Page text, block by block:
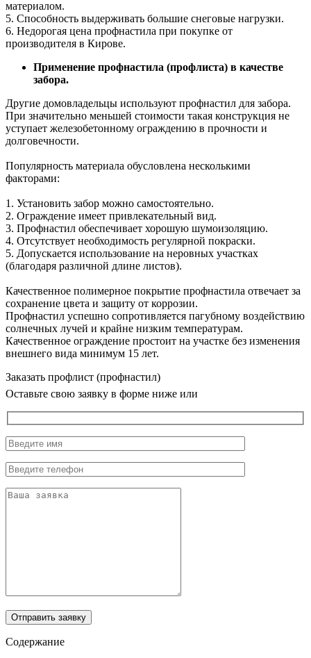
материалом.
5. Способность выдерживать большие снеговые нагрузки.
6. Недорогая цена профнастила при покупке от
производителя в Кирове.
Применение профнастила (профлиста) в качестве
забора.
Другие домовладельцы используют профнастил для забора.
При значительно меньшей стоимости такая конструкция не
уступает железобетонному ограждению в прочности и
долговечности.
Популярность материала обусловлена несколькими
факторами:
1. Установить забор можно самостоятельно.
2. Ограждение имеет привлекательный вид.
3. Профнастил обеспечивает хорошую шумоизоляцию.
4. Отсутствует необходимость регулярной покраски.
5. Допускается использование на неровных участках
(благодаря различной длине листов).
Качественное полимерное покрытие профнастила отвечает за
сохранение цвета и защиту от коррозии.
Профнастил успешно сопротивляется пагубному воздействию
солнечных лучей и крайне низким температурам.
Качественное ограждение простоит на участке без изменения
внешнего вида минимум 15 лет.
Заказать профлист (профнастил)
Оставьте свою заявку в форме ниже или
Отправить заявку
Содержание